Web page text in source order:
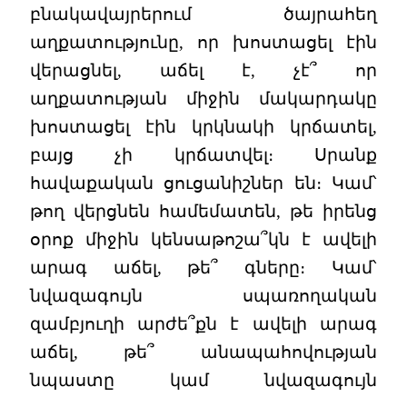
բնակավայրերում ծայրահեղ
աղքատությունը, որ խոստացել էին
վերացնել, աճել է, չէ՞ որ
աղքատության միջին մակարդակը
խոստացել էին կրկնակի կրճատել,
բայց չի կրճատվել։ Սրանք
հավաքական ցուցանիշներ են։ Կամ՝
թող վերցնեն համեմատեն, թե իրենց
օրոք միջին կենսաթոշա՞կն է ավելի
արագ աճել, թե՞ գները։ Կամ՝
նվազագույն սպառողական
զամբյուղի արժե՞քն է ավելի արագ
աճել, թե՞ անապահովության
նպաստը կամ նվազագույն